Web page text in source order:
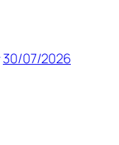
30/07/2026